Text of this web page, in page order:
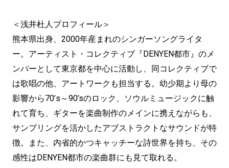
＜浅井杜人プロフィール＞
熊本県出身、2000年産まれのシンガーソングライタ
ー。アーティスト・コレクティブ『DENYEN都市』のメ
ンバーとして東京都を中心に活動し、同コレクティブで
は歌唱の他、アートワークも担当する。幼少期より母の
影響から70’s～90’sのロック、ソウルミュージックに触
れて育ち、ギターを楽曲制作のメインに携えながらも、
サンプリングを活かしたアブストラクトなサウンドが特
徴。また、内省的かつキャッチーな詩世界を持ち、その
感性はDENYEN都市の楽曲群にも見て取れる。